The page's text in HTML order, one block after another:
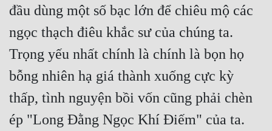
đầu dùng một số bạc lớn để chiêu mộ các
ngọc thạch điêu khắc sư của chúng ta.
Trọng yếu nhất chính là chính là bọn họ
bỗng nhiên hạ giá thành xuống cực kỳ
thấp, tình nguyện bồi vốn cũng phải chèn
ép "Long Đằng Ngọc Khí Điếm" của ta.